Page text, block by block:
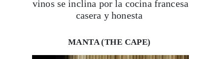
MANTA (THE CAPE)